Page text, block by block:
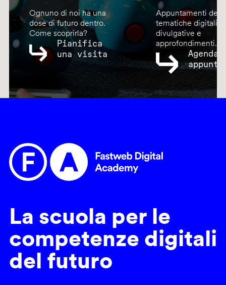
Ognuno di noi ha una
dose di futuro dentro.
Come scoprirla?
Pianifica
una visita
Appuntamenti
tematiche digitali,
divulgative e
approfondimenti.
Agenda
La scuola per le
competenze digitali
del futuro